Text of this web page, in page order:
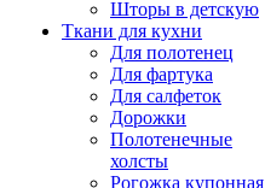
Шторы в детскую
Ткани для кухни
Для полотенец
Для фартука
Для салфеток
Дорожки
Полотенечные
холсты
Рогожка купонная